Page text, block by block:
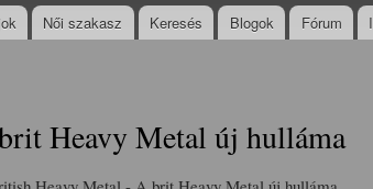
Női szakasz Keresés Blogok Fórum
Heavy Metal új hulláma